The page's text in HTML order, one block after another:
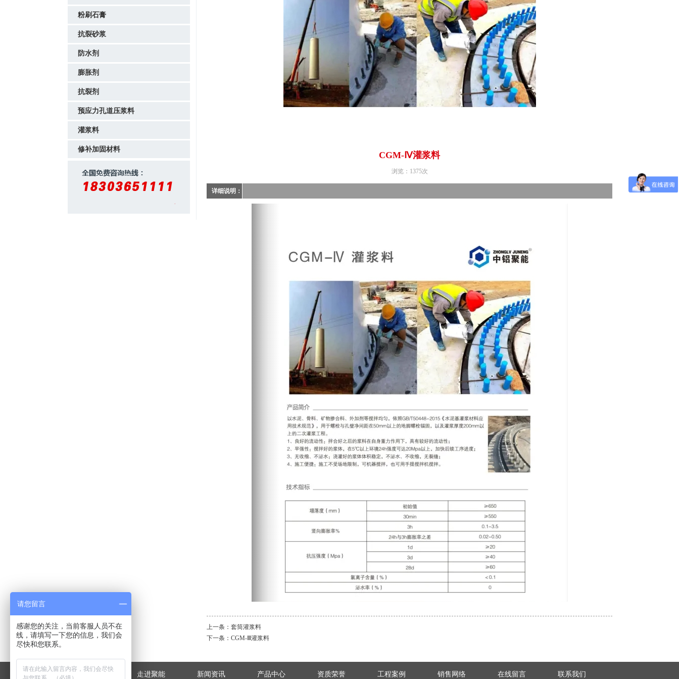
粉刷石膏
抗裂砂浆
防水剂
膨胀剂
抗裂剂
预应力孔道压浆料
灌浆料
修补加固材料
CGM-Ⅳ灌浆料
浏览：1375次
详细说明：
上一条： 套筒灌浆料
下一条： CGM-Ⅲ灌浆料
网站首页 走进聚能 新闻资讯 产品中心 资质荣誉 工程案例 销售网络 在线留言 联系我们
请您留言
感谢您的关注，当前客服人员不在
线，请填写一下您的信息，我们会
尽快和您联系。